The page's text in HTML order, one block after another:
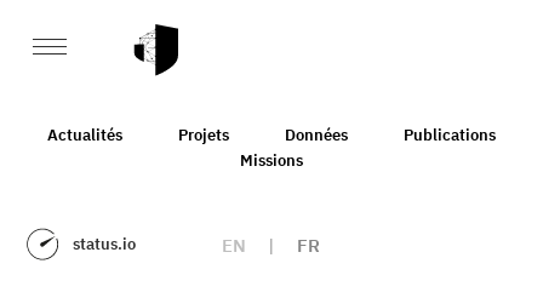
Actualités Projets Données
Publications
Missions
status.io EN | FR